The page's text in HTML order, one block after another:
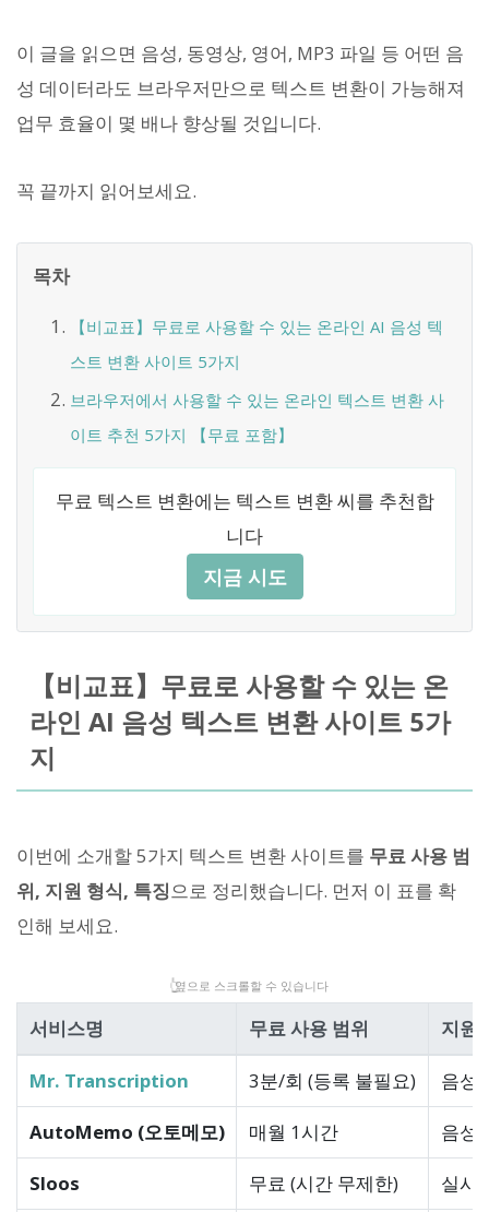
이 글을 읽으면 음성, 동영상, 영어, MP3 파일 등 어떤 음
성 데이터라도 브라우저만으로 텍스트 변환이 가능해져
업무 효율이 몇 배나 향상될 것입니다.
꼭 끝까지 읽어보세요.
목차
【비교표】무료로 사용할 수 있는 온라인 AI 음성 텍
스트 변환 사이트 5가지
브라우저에서 사용할 수 있는 온라인 텍스트 변환 사
이트 추천 5가지 【무료 포함】
무료 텍스트 변환에는 텍스트 변환 씨를 추천합
니다
지금 시도
【비교표】무료로 사용할 수 있는 온
라인 AI 음성 텍스트 변환 사이트 5가
지
이번에 소개할 5가지 텍스트 변환 사이트를 무료 사용 범
위, 지원 형식, 특징으로 정리했습니다. 먼저 이 표를 확
인해 보세요.
👆옆으로 스크롤할 수 있습니다
서비스명 무료 사용 범위 지원
Mr. Transcription 3분/회 (등록 불필요) 음성/
AutoMemo (오토메모) 매월 1시간 음성/
Sloos 무료 (시간 무제한) 실시